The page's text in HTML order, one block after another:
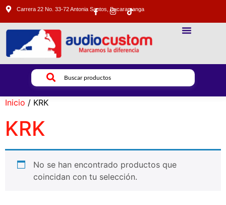
Carrera 22 No. 33-72 Antonia Santos, Bucaramanga
Inicio / KRK
KRK
No se han encontrado productos que
coincidan con tu selección.